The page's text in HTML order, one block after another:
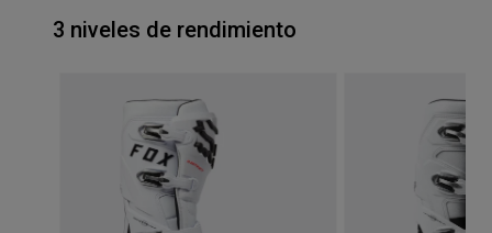
3 niveles de rendimiento